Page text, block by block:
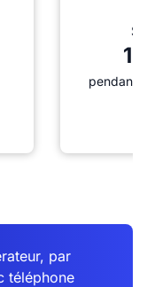
pendant
par
téléphone